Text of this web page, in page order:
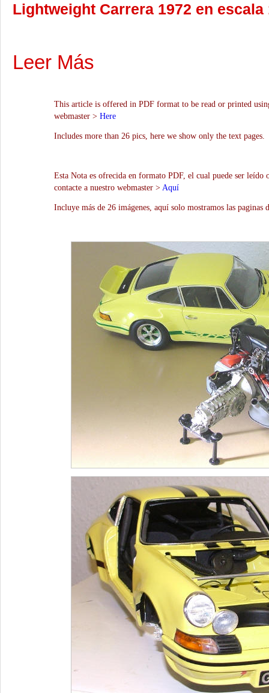
Lightweight Carrera 1972 en escala
Leer Más
This article is offered in PDF format to be read or printed
webmaster > Here
Includes more than 26 pics, here we show only the text pages.
Esta Nota es ofrecida en formato PDF, el cual puede ser leído
contacte a nuestro webmaster > Aquí
Incluye más de 26 imágenes, aquí solo mostramos las paginas